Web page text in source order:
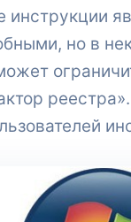
инструкции
но в